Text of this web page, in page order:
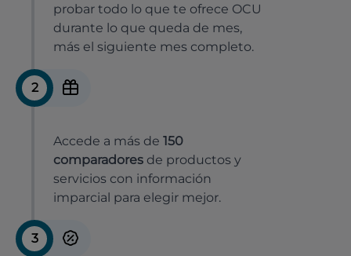
probar todo lo que te ofrece OCU
durante lo que queda de mes,
más el siguiente mes completo.
2
Accede a más de 150
comparadores de productos y
servicios con información
imparcial para elegir mejor.
3